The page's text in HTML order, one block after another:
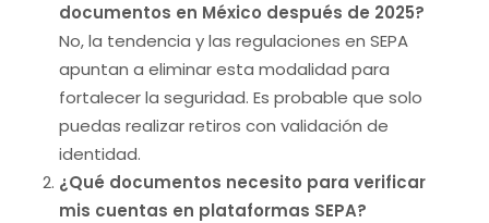
documentos en México después de 2025?
No, la tendencia y las regulaciones en SEPA
apuntan a eliminar esta modalidad para
fortalecer la seguridad. Es probable que solo
puedas realizar retiros con validación de
identidad.
¿Qué documentos necesito para verificar
mis cuentas en plataformas SEPA?